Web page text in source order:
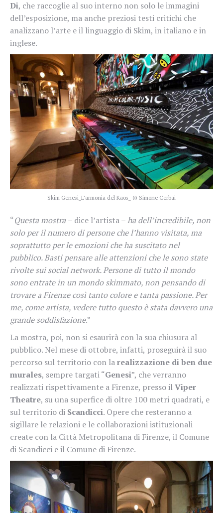
Di, che raccoglie al suo interno non solo le immagini
dell’esposizione, ma anche preziosi testi critichi che
analizzano l’arte e il linguaggio di Skim, in italiano e in
inglese.
Skim Genesi_L’armonia del Kaos_ © Simone Cerbai
“Questa mostra – dice l’artista –ha dell’incredibile, non
solo per il numero di persone che l’hanno visitata, ma
soprattutto per le emozioni che ha suscitato nel
pubblico. Basti pensare alle attenzioni che le sono state
rivolte sui social network. Persone di tutto il mondo
sono entrate in un mondo skimmato, non pensando di
trovare a Firenze così tanto colore e tanta passione. Per
me, come artista, vedere tutto questo è stata davvero una
grande soddisfazione.”
La mostra, poi, non si esaurirà con la sua chiusura al
pubblico. Nel mese di ottobre, infatti, proseguirà il suo
percorso sul territorio con larealizzazione di ben due
murales, sempre targati “Genesi”, che verranno
realizzati rispettivamente a Firenze, presso ilViper
Theatre, su una superfice di oltre 100 metri quadrati, e
sul territorio di Scandicci. Opere che resteranno a
sigillare le relazioni e le collaborazioni istituzionali
create con la Città Metropolitana di Firenze, il Comune
di Scandicci e il Comune di Firenze.